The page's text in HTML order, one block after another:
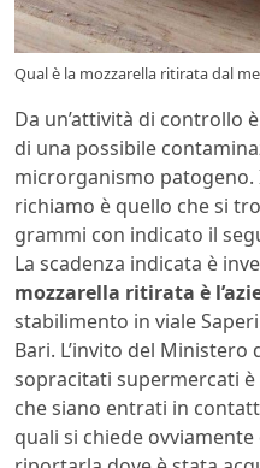
Qual è la mozzarella ritirata dal
Da un’attività di controllo
di una possibile
microrganismo
richiamo è quello che si
grammi con indicato il
La scadenza indicata è
mozzarella ritirata è
stabilimento in viale
Bari. L’invito del Ministero
sopracitati supermercati
che siano entrati in
quali si chiede